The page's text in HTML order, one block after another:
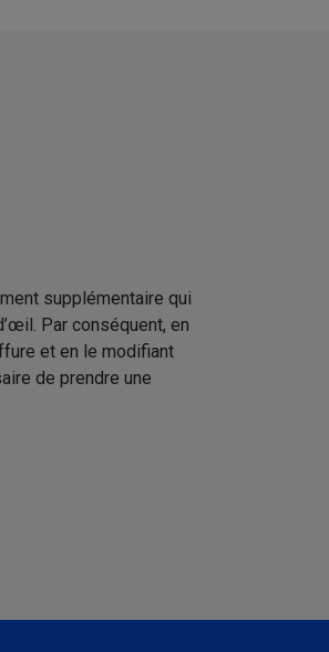
supplémentaire qui
Par conséquent, en
et en le modifiant
de prendre une